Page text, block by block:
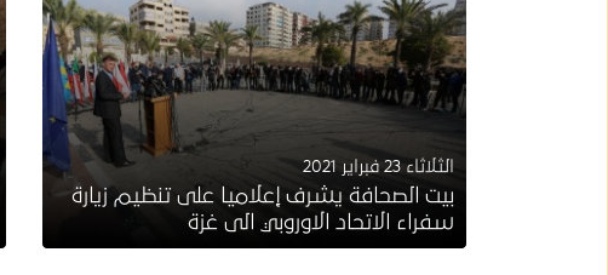
الثلاثاء 23 فبراير 2021
بيت الصحافة يشرف إعلاميا على تنظيم زيارة
سفراء الاتحاد الاوروبي الى غزة